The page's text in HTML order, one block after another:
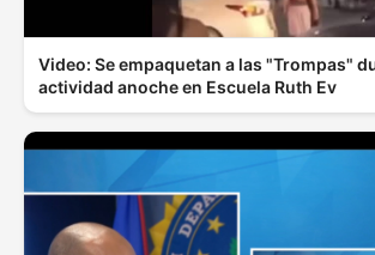
Video: Se empaquetan a las "Trompas"
actividad anoche en Escuela Ruth Ev